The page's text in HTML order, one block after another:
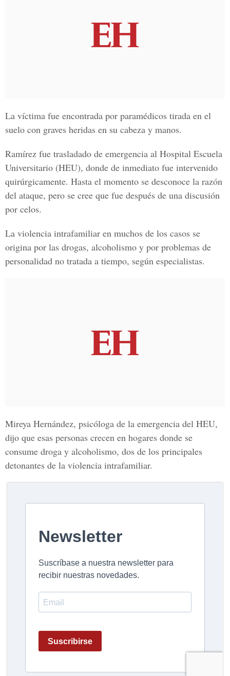
La víctima fue encontrada por paramédicos tirada en el
suelo con graves heridas en su cabeza y manos.
Ramírez fue trasladado de emergencia al Hospital Escuela
Universitario (HEU), donde de inmediato fue intervenido
quirúrgicamente. Hasta el momento se desconoce la razón
del ataque, pero se cree que fue después de una discusión
por celos.
La violencia intrafamiliar en muchos de los casos se
origina por las drogas, alcoholismo y por problemas de
personalidad no tratada a tiempo, según especialistas.
Mireya Hernández, psicóloga de la emergencia del HEU,
dijo que esas personas crecen en hogares donde se
consume droga y alcoholismo, dos de los principales
detonantes de la violencia intrafamiliar.